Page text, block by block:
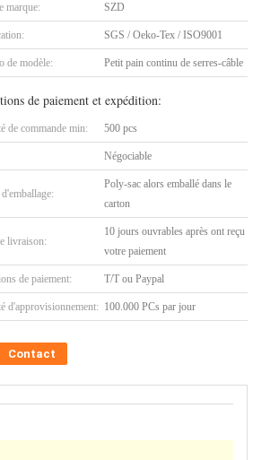
marque: SZD
SGS / Oeko-Tex / ISO9001
de modèle: Petit pain continu de serres-câble
de paiement et expédition:
de commande min: 500 pcs
Négociable
Poly-sac alors emballé dans le
carton
livraison:
10 jours ouvrables après ont reçu
votre paiement
de paiement: T/T ou Paypal
d'approvisionnement: 100.000 PCs par jour
Contact